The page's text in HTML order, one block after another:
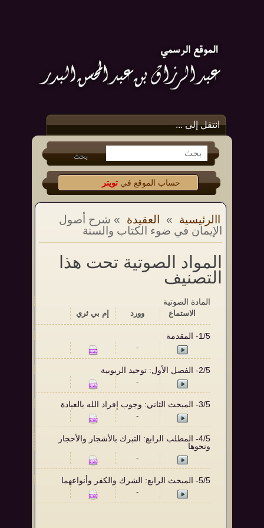
انتقل إلى ...
حساب الموقع في تويتر
من جديد الكتب (
عشر وصايا
وتوجيهات في الشدائد
االرئيسية » العقيدة
» شرح أصول
الإيمان في ضوء الكتاب والسنة
المواد الصوتية تحت هذا
التصنيف
المادة الصوتية
الاستماع‬
وورد إم بي ثري
1/5- المقدمة
-
2/5- الفصل الأول: توحيد الربوبية
-
3/5- المبحث الثاني: وجوب إفراد الله بالعبادة
-
4/5- المطلب الرابع: التبرك بالأشجار والأحجار
ونحوها
-
5/5- المبحث الرابع: الشرك والكفر وأنواعهما
-